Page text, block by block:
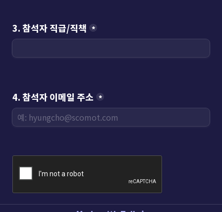
3. 참석자 직급/직책 *
4. 참석자 이메일 주소 *